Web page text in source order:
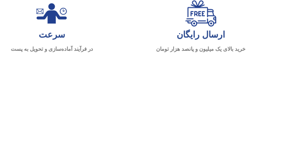
ارسال رایگان
خرید بالای یک میلیون و پانصد هزار تومان
سرعت
در فرآیند آماده‌سازی و تحویل به پست